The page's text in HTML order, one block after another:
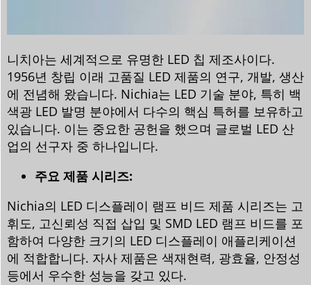
니치아는 세계적으로 유명한 LED 칩 제조사이다.
1956년 창립 이래 고품질 LED 제품의 연구, 개발, 생산
에 전념해 왔습니다. Nichia는 LED 기술 분야, 특히 백
색광 LED 발명 분야에서 다수의 핵심 특허를 보유하고
있습니다. 이는 중요한 공헌을 했으며 글로벌 LED 산
업의 선구자 중 하나입니다.
주요 제품 시리즈:
Nichia의 LED 디스플레이 램프 비드 제품 시리즈는 고
휘도, 고신뢰성 직접 삽입 및 SMD LED 램프 비드를 포
함하여 다양한 크기의 LED 디스플레이 애플리케이션
에 적합합니다. 자사 제품은 색재현력, 광효율, 안정성
등에서 우수한 성능을 갖고 있다.